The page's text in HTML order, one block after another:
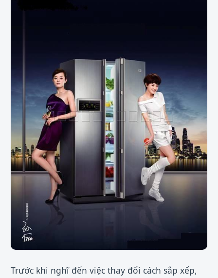
Trước khi nghĩ đến việc thay đổi cách sắp xếp,